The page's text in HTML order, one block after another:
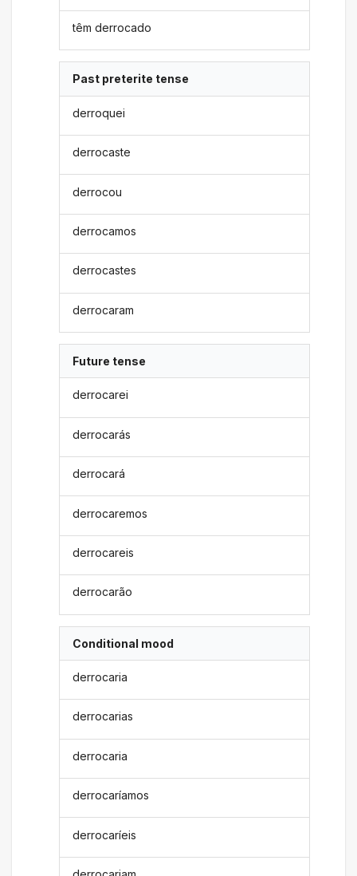
têm derrocado
Past preterite tense
derroquei
derrocaste
derrocou
derrocamos
derrocastes
derrocaram
Future tense
derrocarei
derrocarás
derrocará
derrocaremos
derrocareis
derrocarão
Conditional mood
derrocaria
derrocarias
derrocaria
derrocaríamos
derrocaríeis